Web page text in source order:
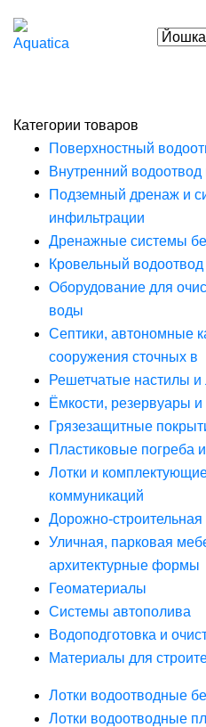
Категории товаров
Поверхностный
Внутренний
Подземный дренаж и
инфильтрации
Дренажные системы
Кровельный водоотвод
Оборудование для
воды
Септики, автономные
сооружения сточных в
Решетчатые настилы и
Ёмкости, резервуары
Грязезащитные
Пластиковые погреба
Лотки и
коммуникаций
Дорожно-строительная
Уличная, парковая
архитектурные формы
Геоматериалы
Системы автополива
Водоподготовка и
Материалы для
Лотки водоотводные
Лотки водоотводные